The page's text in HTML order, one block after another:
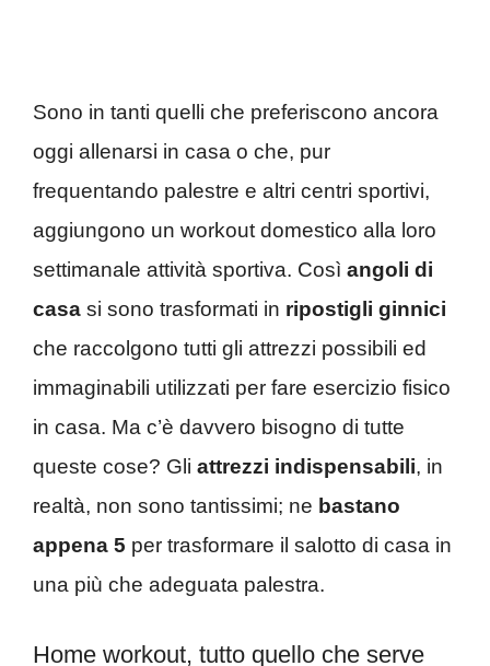
Sono in tanti quelli che preferiscono ancora
oggi allenarsi in casa o che, pur
frequentando palestre e altri centri sportivi,
aggiungono un workout domestico alla loro
settimanale attività sportiva. Così angoli di
casa si sono trasformati in ripostigli ginnici
che raccolgono tutti gli attrezzi possibili ed
immaginabili utilizzati per fare esercizio fisico
in casa. Ma c’è davvero bisogno di tutte
queste cose? Gli attrezzi indispensabili, in
realtà, non sono tantissimi; ne bastano
appena 5 per trasformare il salotto di casa in
una più che adeguata palestra.
Home workout, tutto quello che serve